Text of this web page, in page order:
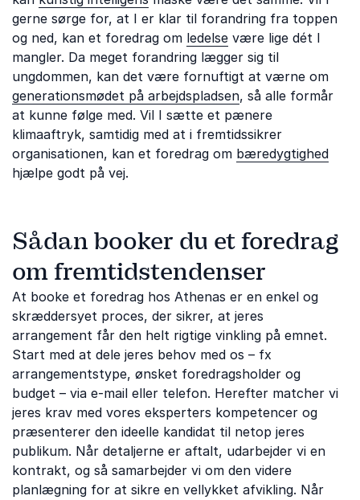
gerne sørge for, at I er klar til forandring fra toppen
og ned, kan et foredrag om ledelse være lige dét I
mangler. Da meget forandring lægger sig til
ungdommen, kan det være fornuftigt at værne om
generationsmødet på arbejdspladsen, så alle formår
at kunne følge med. Vil I sætte et pænere
klimaaftryk, samtidig med at i fremtidssikrer
organisationen, kan et foredrag om bæredygtighed
hjælpe godt på vej.
Sådan booker du et foredrag
om fremtidstendenser
At booke et foredrag hos Athenas er en enkel og
skræddersyet proces, der sikrer, at jeres
arrangement får den helt rigtige vinkling på emnet.
Start med at dele jeres behov med os – fx
arrangementstype, ønsket foredragsholder og
budget – via e-mail eller telefon. Herefter matcher vi
jeres krav med vores eksperters kompetencer og
præsenterer den ideelle kandidat til netop jeres
publikum. Når detaljerne er aftalt, udarbejder vi en
kontrakt, og så samarbejder vi om den videre
planlægning for at sikre en vellykket afvikling. Når